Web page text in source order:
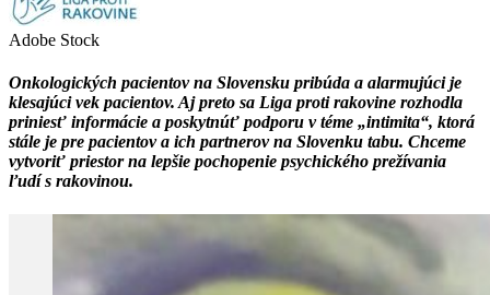
Adobe Stock
Onkologických pacientov na Slovensku pribúda a alarmujúci je
klesajúci vek pacientov. Aj preto sa Liga proti rakovine rozhodla
priniesť informácie a poskytnúť podporu v téme „intimita“, ktorá
stále je pre pacientov a ich partnerov na Slovenku tabu. Chceme
vytvoriť priestor na lepšie pochopenie psychického prežívania
ľudí s rakovinou.